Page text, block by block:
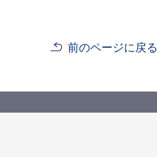
前のページに戻る